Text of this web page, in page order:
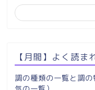
【月間】よく読ま
調の種類の一覧と調